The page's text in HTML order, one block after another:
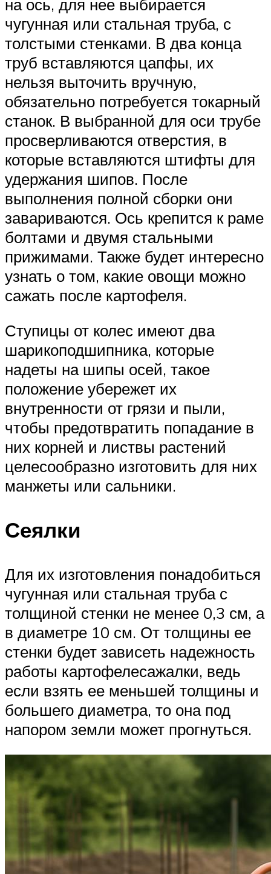
на ось, для нее выбирается
чугунная или стальная труба, с
толстыми стенками. В два конца
труб вставляются цапфы, их
нельзя выточить вручную,
обязательно потребуется токарный
станок. В выбранной для оси трубе
просверливаются отверстия, в
которые вставляются штифты для
удержания шипов. После
выполнения полной сборки они
завариваются. Ось крепится к раме
болтами и двумя стальными
прижимами. Также будет интересно
узнать о том, какие овощи можно
сажать после картофеля.
Ступицы от колес имеют два
шарикоподшипника, которые
надеты на шипы осей, такое
положение убережет их
внутренности от грязи и пыли,
чтобы предотвратить попадание в
них корней и листвы растений
целесообразно изготовить для них
манжеты или сальники.
Сеялки
Для их изготовления понадобиться
чугунная или стальная труба с
толщиной стенки не менее 0,3 см, а
в диаметре 10 см. От толщины ее
стенки будет зависеть надежность
работы картофелесажалки, ведь
если взять ее меньшей толщины и
большего диаметра, то она под
напором земли может прогнуться.